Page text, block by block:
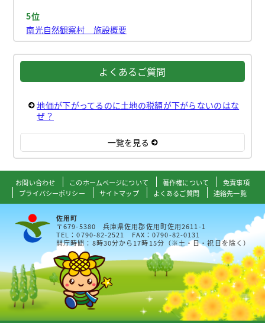
5位
南光自然観察村 施設概要
よくあるご質問
地価が下がってるのに土地の税額が下がらないのはな
ぜ？
一覧を見る
お問い合わせ このホームページについて 著作権について
免責事項
プライバシーポリシー
サイトマップ よくあるご質問 連絡先一覧
佐用町
〒679-5380 兵庫県佐用郡佐用町佐用2611-1
TEL：0790-82-2521 FAX：0790-82-0131
開庁時間：8時30分から17時15分（※土・日・祝日を除く）